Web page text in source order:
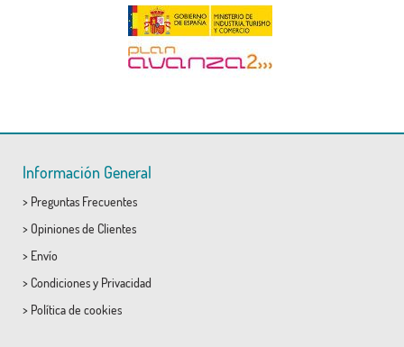
Información General
> Preguntas Frecuentes
> Opiniones de Clientes
> Envío
> Condicionesy Privacidad
> Política de cookies